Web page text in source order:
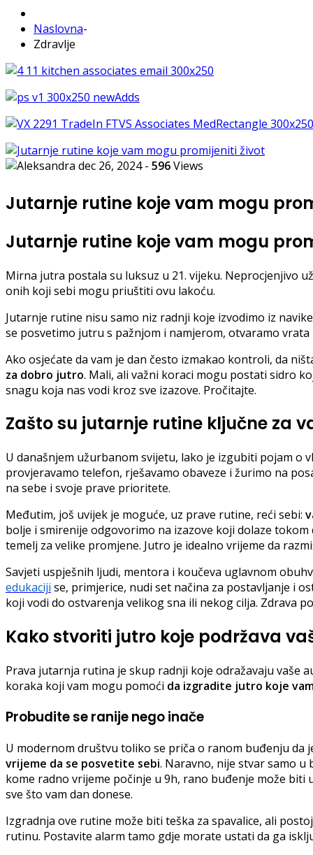
Naslovna-
Zdravlje
dec 26, 2024- 596Views
Jutarnje rutine koje vam mogu
Jutarnje rutine koje vam mogu
Mirna jutra postala su luksuz u 21. vijeku. Neprocjenjivo
onih koji sebi mogu priuštiti ovu lakoću.
Jutarnje rutine nisu samo niz radnji koje izvodimo iz
se posvetimo jutru s pažnjom i namjerom, otvaramo
Ako osjećate da vam je dan često izmakao kontroli, da
za dobro jutro. Mali, ali važni koraci mogu postati sidro
snagu koja nas vodi kroz sve izazove. Pročitajte.
Zašto su jutarnje rutine ključne za
U današnjem užurbanom svijetu, lako je izgubiti pojam o
provjeravamo telefon, rješavamo obaveze i žurimo na
na sebe i svoje prave prioritete.
Međutim, još uvijek je moguće, uz prave rutine, reći sebi:
bolje i smirenije odgovorimo na izazove koji dolaze
temelj za velike promjene. Jutro je idealno vrijeme da
Savjeti uspješnih ljudi, mentora i koučeva uglavnom
edukaciji se, primjerice, nudi set načina za postavljanje i
koji vodi do ostvarenja velikog sna ili nekog cilja. Zdrava
Kako stvoriti jutro koje podržava
Prava jutarnja rutina je skup radnji koje odražavaju vaše
koraka koji vam mogu pomoći da izgradite jutro koje
Probudite se ranije nego inače
U modernom društvu toliko se priča o ranom buđenju da
vrijeme da se posvetite sebi. Naravno, nije stvar samo u
kome radno vrijeme počinje u 9h, rano buđenje može
sve što vam dan donese.
Izgradnja ove rutine može biti teška za spavalice, ali
rutinu. Postavite alarm tamo gdje morate ustati da ga